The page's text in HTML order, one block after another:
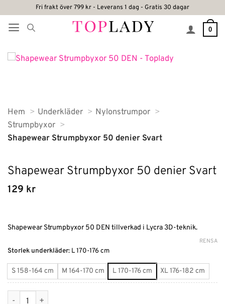
content
Fri frakt över 799 kr - Leverans 1 dag - Gratis 30 dagar
0
Hem Underkläder
Nylonstrumpor
Strumpbyxor
Shapewear Strumpbyxor 50 denier Svart
Shapewear Strumpbyxor 50 denier Svart
129 kr
Shapewear Strumpbyxor 50 DEN tillverkad i Lycra 3D-teknik.
Storlek underkläder: L 170-176 cm
S 158-164 cm M 164-170 cm L 170-176 cm XL 176-182 cm
RENSA
Shapewear Strumpbyxor 50 denier Svart mängd
Alternative: